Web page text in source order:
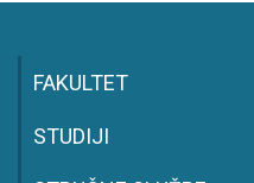
FAKULTET
STUDIJI